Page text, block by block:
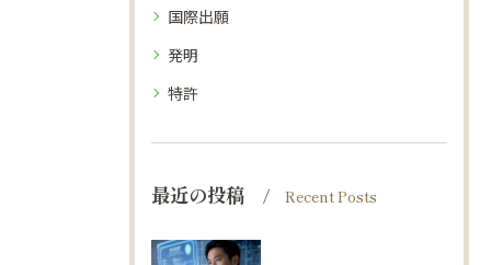
国際出願
発明
特許
最近の投稿 Recent Posts